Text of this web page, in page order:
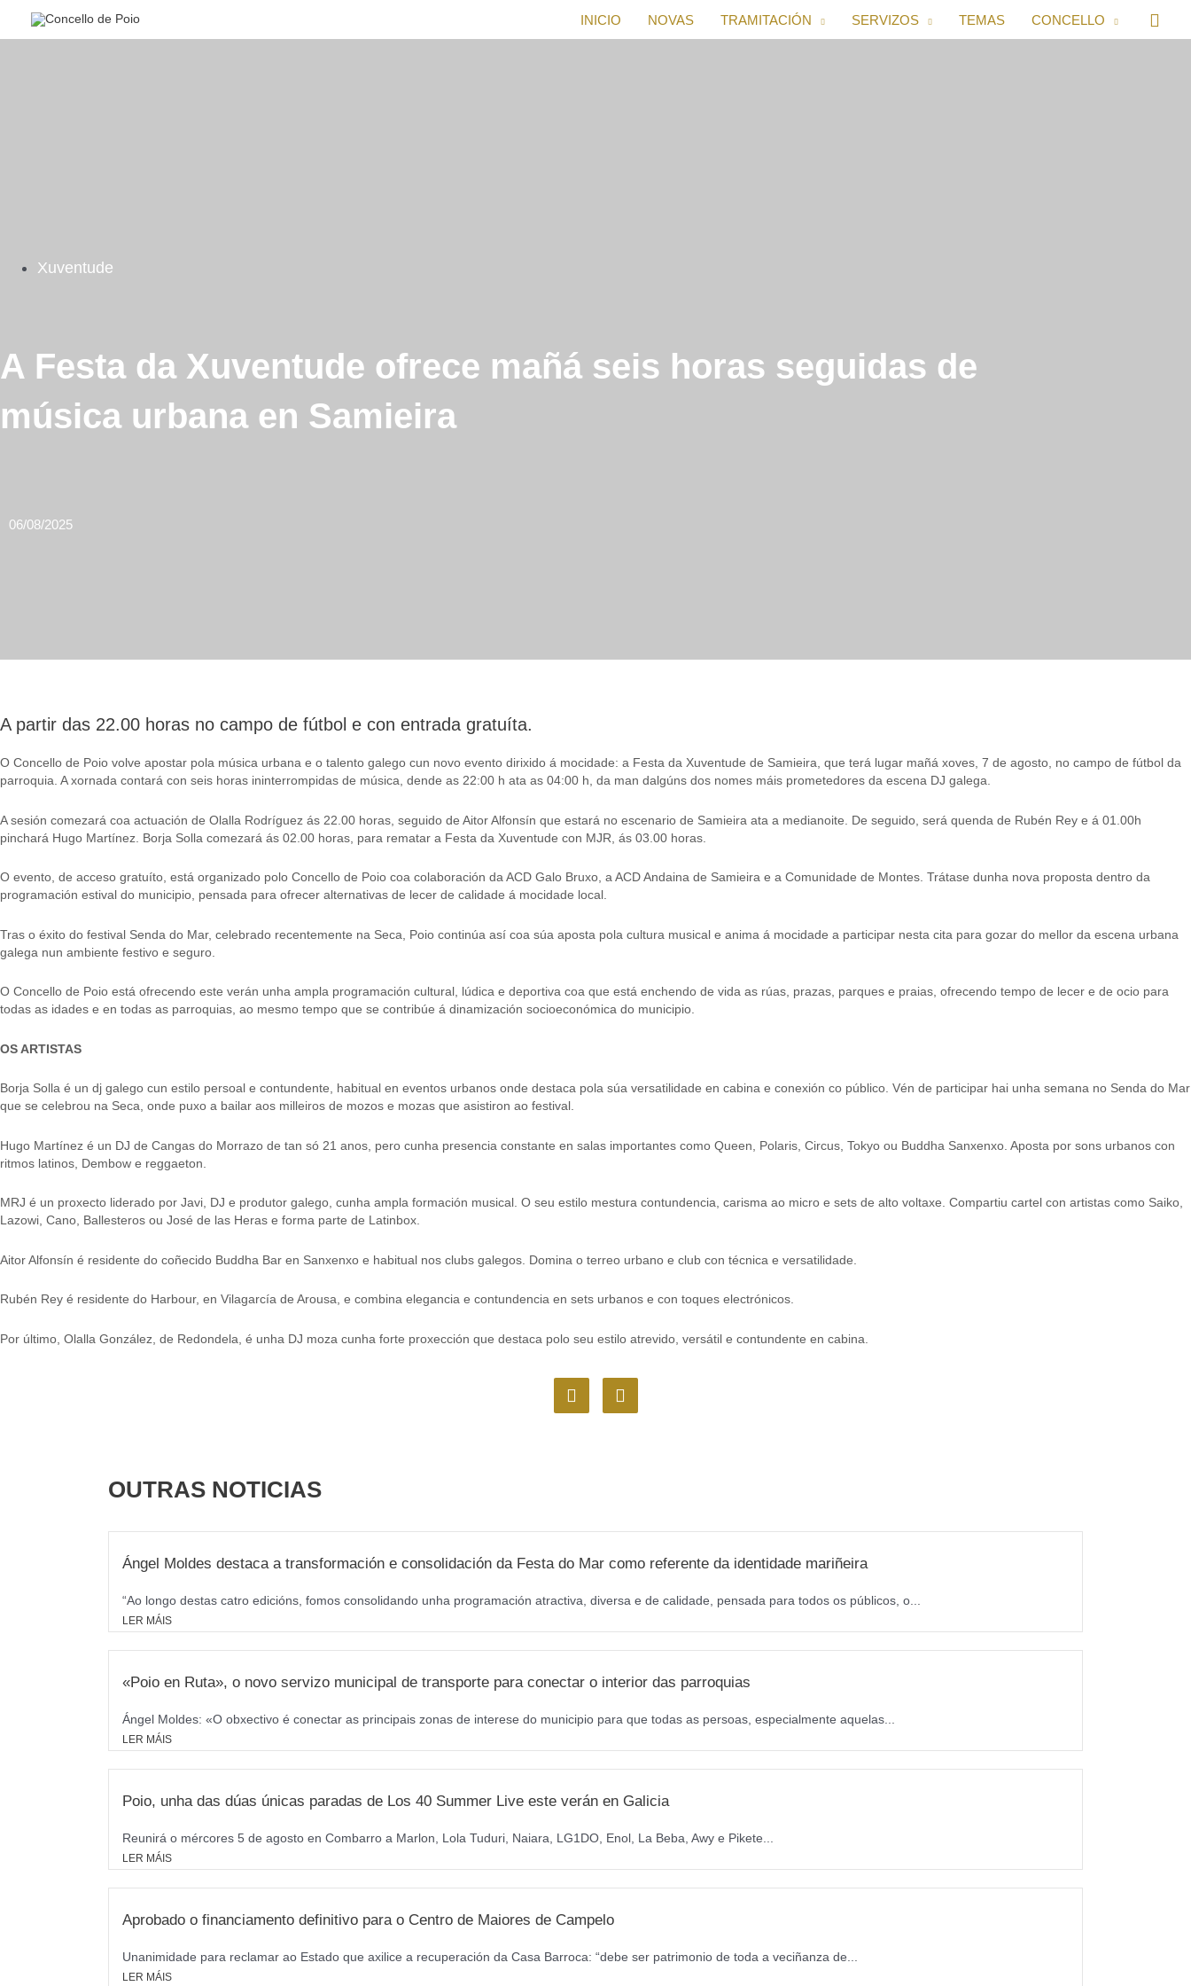
INICIO NOVAS TRAMITACIÓN SERVIZOS TEMAS CONCELLO
Xuventude
A Festa da Xuventude ofrece mañá seis horas seguidas de
música urbana en Samieira
06/08/2025
A partir das 22.00 horas no campo de fútbol e con entrada gratuíta.
O Concello de Poio volve apostar pola música urbana e o talento galego cun novo evento dirixido á mocidade: a Festa da Xuventude de Samieira, que terá lugar mañá xoves, 7 de agosto, no campo de fútbol da
parroquia. A xornada contará con seis horas ininterrompidas de música, dende as 22:00 h ata as 04:00 h, da man dalgúns dos nomes máis prometedores da escena DJ galega.
A sesión comezará coa actuación de Olalla Rodríguez ás 22.00 horas, seguido de Aitor Alfonsín que estará no escenario de Samieira ata a medianoite. De seguido, será quenda de Rubén Rey e á 01.00h
pinchará Hugo Martínez. Borja Solla comezará ás 02.00 horas, para rematar a Festa da Xuventude con MJR, ás 03.00 horas.
O evento, de acceso gratuíto, está organizado polo Concello de Poio coa colaboración da ACD Galo Bruxo, a ACD Andaina de Samieira e a Comunidade de Montes. Trátase dunha nova proposta dentro da
programación estival do municipio, pensada para ofrecer alternativas de lecer de calidade á mocidade local.
Tras o éxito do festival Senda do Mar, celebrado recentemente na Seca, Poio continúa así coa súa aposta pola cultura musical e anima á mocidade a participar nesta cita para gozar do mellor da escena urbana
galega nun ambiente festivo e seguro.
O Concello de Poio está ofrecendo este verán unha ampla programación cultural, lúdica e deportiva coa que está enchendo de vida as rúas, prazas, parques e praias, ofrecendo tempo de lecer e de ocio para
todas as idades e en todas as parroquias, ao mesmo tempo que se contribúe á dinamización socioeconómica do municipio.
OS ARTISTAS
Borja Solla é un dj galego cun estilo persoal e contundente, habitual en eventos urbanos onde destaca pola súa versatilidade en cabina e conexión co público. Vén de participar hai unha semana no Senda do Mar
que se celebrou na Seca, onde puxo a bailar aos milleiros de mozos e mozas que asistiron ao festival.
Hugo Martínez é un DJ de Cangas do Morrazo de tan só 21 anos, pero cunha presencia constante en salas importantes como Queen, Polaris, Circus, Tokyo ou Buddha Sanxenxo. Aposta por sons urbanos con
ritmos latinos, Dembow e reggaeton.
MRJ é un proxecto liderado por Javi, DJ e produtor galego, cunha ampla formación musical. O seu estilo mestura contundencia, carisma ao micro e sets de alto voltaxe. Compartiu cartel con artistas como Saiko,
Lazowi, Cano, Ballesteros ou José de las Heras e forma parte de Latinbox.
Aitor Alfonsín é residente do coñecido Buddha Bar en Sanxenxo e habitual nos clubs galegos. Domina o terreo urbano e club con técnica e versatilidade.
Rubén Rey é residente do Harbour, en Vilagarcía de Arousa, e combina elegancia e contundencia en sets urbanos e con toques electrónicos.
Por último, Olalla González, de Redondela, é unha DJ moza cunha forte proxección que destaca polo seu estilo atrevido, versátil e contundente en cabina.
F
a
I
n
m
OUTRAS NOTICIAS
Ángel Moldes destaca a transformación e consolidación da Festa do Mar como referente da identidade mariñeira
“Ao longo destas catro edicións, fomos consolidando unha programación atractiva, diversa e de calidade, pensada para todos os públicos, o...
LER MÁIS
«Poio en Ruta», o novo servizo municipal de transporte para conectar o interior das parroquias
Ángel Moldes: «O obxectivo é conectar as principais zonas de interese do municipio para que todas as persoas, especialmente aquelas...
LER MÁIS
Poio, unha das dúas únicas paradas de Los 40 Summer Live este verán en Galicia
Reunirá o mércores 5 de agosto en Combarro a Marlon, Lola Tuduri, Naiara, LG1DO, Enol, La Beba, Awy e Pikete...
LER MÁIS
Aprobado o financiamento definitivo para o Centro de Maiores de Campelo
Unanimidade para reclamar ao Estado que axilice a recuperación da Casa Barroca: “debe ser patrimonio de toda a veciñanza de...
LER MÁIS